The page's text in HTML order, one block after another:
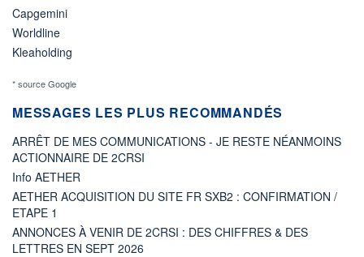
Capgemini
Worldline
Kleaholding
* source Google
MESSAGES LES PLUS RECOMMANDÉS
ARRÊT DE MES COMMUNICATIONS - JE RESTE NÉANMOINS
ACTIONNAIRE DE 2CRSI
Info AETHER
AETHER ACQUISITION DU SITE FR SXB2 : CONFIRMATION /
ETAPE 1
ANNONCES À VENIR DE 2CRSI : DES CHIFFRES & DES
LETTRES EN SEPT 2026